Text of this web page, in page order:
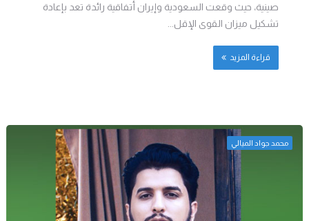
صينية، حيث وقعت السعودية وإيران أتفاقية رائدة تعد بإعادة
تشكيل ميزان القوى الإقل...
قراءة المزيد
محمد جواد الميالي